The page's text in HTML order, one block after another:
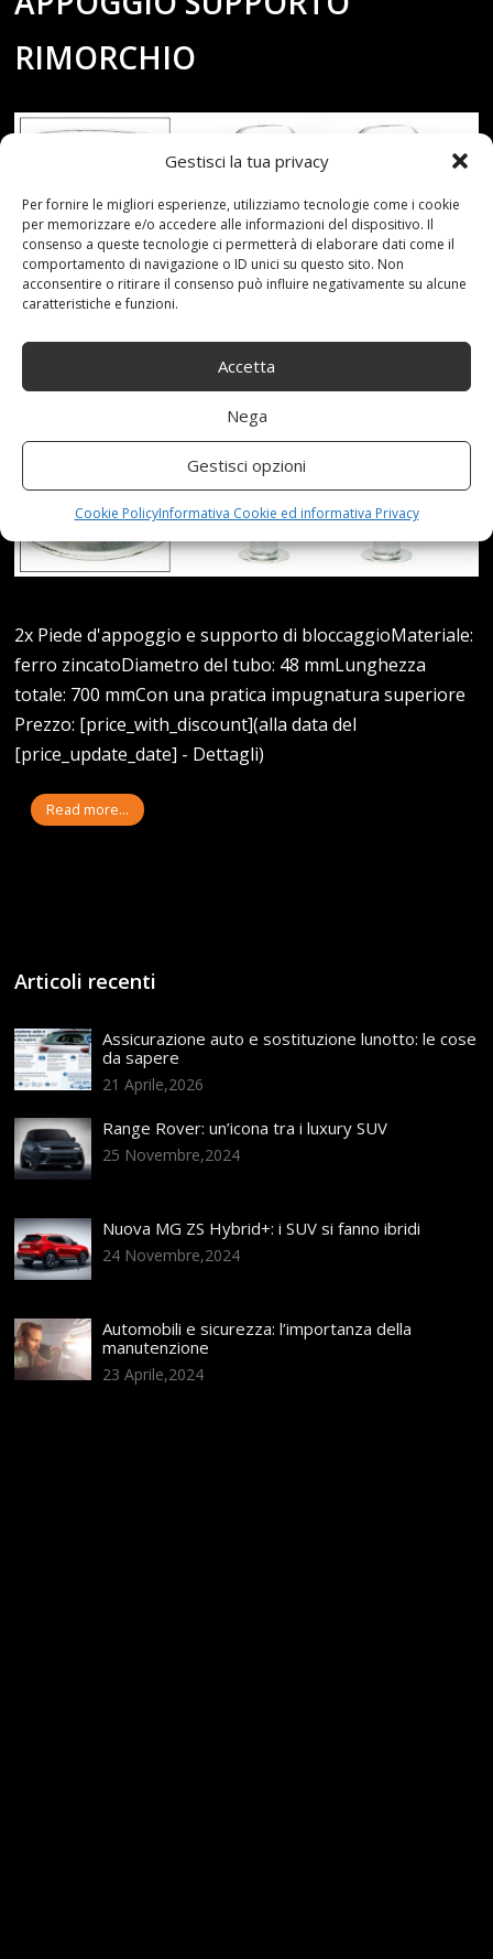
Gestisci la tua privacy
Per fornire le migliori esperienze, utilizziamo tecnologie come i cookie
per memorizzare e/o accedere alle informazioni del dispositivo. Il
consenso a queste tecnologie ci permetterà di elaborare dati come il
comportamento di navigazione o ID unici su questo sito. Non
acconsentire o ritirare il consenso può influire negativamente su alcune
caratteristiche e funzioni.
Accetta
Nega
Gestisci opzioni
Cookie PolicyInformativa Cookie ed informativa Privacy
RIMORCHIO
2x Piede d'appoggio e supporto di bloccaggioMateriale:
ferro zincatoDiametro del tubo: 48 mmLunghezza
totale: 700 mmCon una pratica impugnatura superiore
Prezzo: [price_with_discount](alla data del
[price_update_date] - Dettagli)
Read more...
Articoli recenti
Assicurazione auto e sostituzione lunotto: le cose
da sapere
21 Aprile,2026
Range Rover: un’icona tra i luxury SUV
25 Novembre,2024
Nuova MG ZS Hybrid+: i SUV si fanno ibridi
24 Novembre,2024
Automobili e sicurezza: l’importanza della
manutenzione
23 Aprile,2024